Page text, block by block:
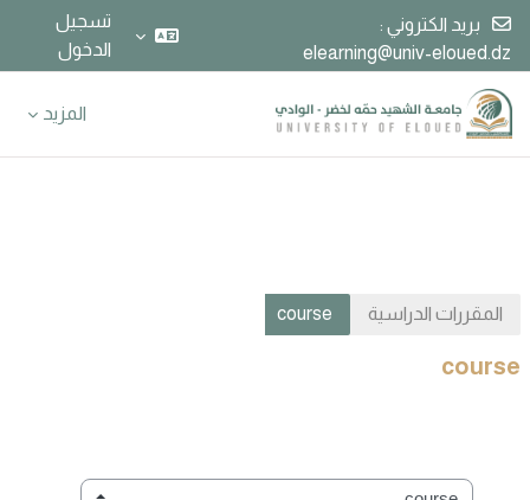
بريد الكتروني :
elearning@univ-eloued.dz
تسجيل
الدخول
المزيد
المقررات الدراسية course
course